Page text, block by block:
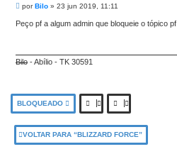
M
n
e
m
porBilo » 23 jun 2019, 11:11
Peço pf a algum admin que bloqueie o tópico pf.
Bilo - Abílio - TK 30591
BLOQUEADO
VOLTAR PARA “BLIZZARD FORCE”